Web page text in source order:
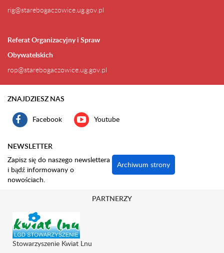
rig@starebogaczowice.ug.gov.pl
Referat Organizacyjny i Spraw
Obywatelskich
rop@starebogaczowice.ug.gov.pl
ZNAJDZIESZ NAS
Facebook Youtube
NEWSLETTER
Zapisz się do naszego newslettera
i bądź informowany o
nowościach.
Archiwum strony
PARTNERZY
Stowarzyszenie Kwiat Lnu